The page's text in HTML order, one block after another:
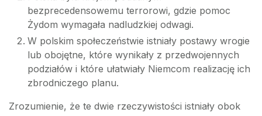
bezprecedensowemu terrorowi, gdzie pomoc
Żydom wymagała nadludzkiej odwagi.
W polskim społeczeństwie istniały postawy wrogie
lub obojętne, które wynikały z przedwojennych
podziałów i które ułatwiały Niemcom realizację ich
zbrodniczego planu.
Zrozumienie, że te dwie rzeczywistości istniały obok